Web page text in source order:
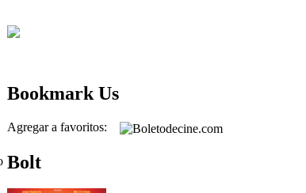
Bookmark Us
Agregar a favoritos:
Bolt